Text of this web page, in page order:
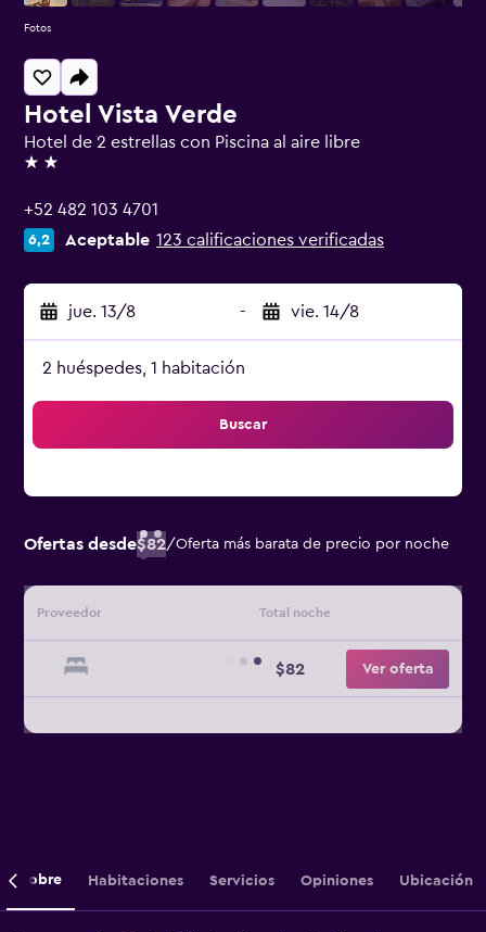
Hotel Vista Verde
Hotel de 2 estrellas con Piscina al aire libre
2 estrellas
+52 482 103 4701
6,2 Aceptable 123 calificaciones verificadas
jue. 13/8 - vie. 14/8
2 huéspedes, 1 habitación
Buscar
Ofertas desde$82/Oferta más barata de precio por noche
Proveedor Total noche
$82 Ver oferta
Fotos
Sobre Habitaciones Servicios Opiniones Ubicación